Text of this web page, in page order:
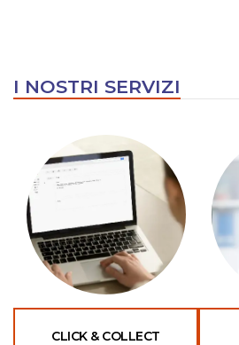
I NOSTRI SERVIZI
CLICK & COLLECT